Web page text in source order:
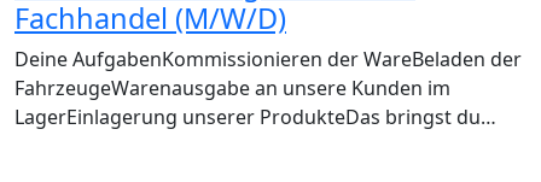
Fachhandel (M/W/D)
Deine AufgabenKommissionieren der WareBeladen der
FahrzeugeWarenausgabe an unsere Kunden im
LagerEinlagerung unserer ProdukteDas bringst du…